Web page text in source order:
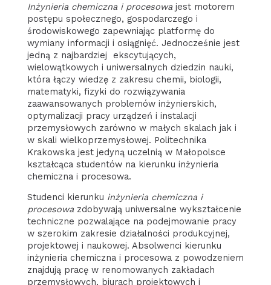
Inżynieria chemiczna i procesowajest motorem
postępu społecznego, gospodarczego i
środowiskowego zapewniając platformę do
wymiany informacji i osiągnięć. Jednocześnie jest
jedną z najbardziej ekscytujących,
wielowątkowych i uniwersalnych dziedzin nauki,
która łączy wiedzę z zakresu chemii, biologii,
matematyki, fizyki do rozwiązywania
zaawansowanych problemów inżynierskich,
optymalizacji pracy urządzeń i instalacji
przemysłowych zarówno w małych skalach jak i
w skali wielkoprzemysłowej. Politechnika
Krakowska jest jedyną uczelnią w Małopolsce
kształcąca studentów na kierunku inżynieria
chemiczna i procesowa.
Studenci kierunku inżynieria chemiczna i
procesowazdobywają uniwersalne wykształcenie
techniczne pozwalające na podejmowanie pracy
w szerokim zakresie działalności produkcyjnej,
projektowej i naukowej. Absolwenci kierunku
inżynieria chemiczna i procesowa z powodzeniem
znajdują pracę w renomowanych zakładach
przemysłowych, biurach projektowych i